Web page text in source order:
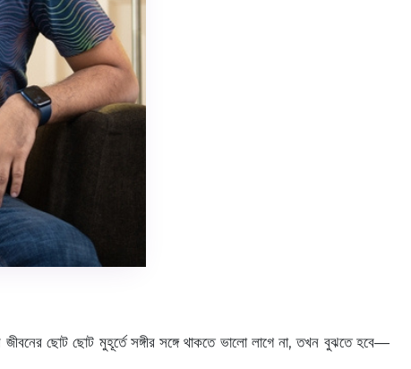
ছোট ছোট মুহূর্তে সঙ্গীর সঙ্গে থাকতে ভালো লাগে না, তখন বুঝতে হবে—